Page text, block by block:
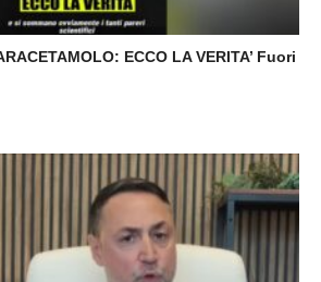
ECCO LA VERITA’ Fuori